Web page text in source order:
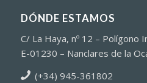
DÓNDE ESTAMOS
C/ La Haya, nº 12 – Polígono
E-01230 – Nanclares de la
(+34) 945-361802